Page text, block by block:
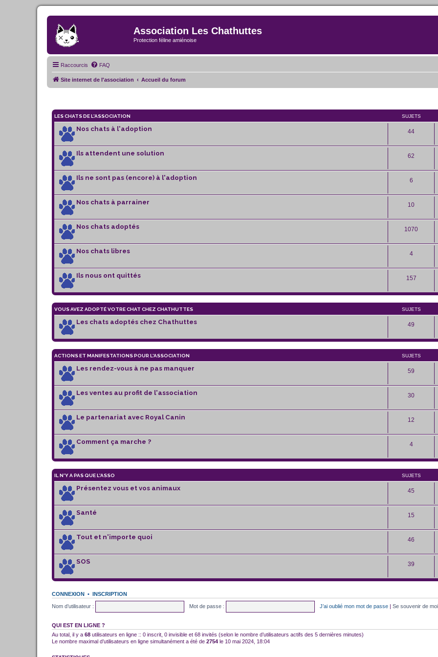
Association Les Chathuttes
Protection féline amiénoise
Raccourcis FAQ
Site internet de l'association Accueil du forum
LES CHATS DE L'ASSOCIATION SUJETS
Nos chats à l'adoption 44
Ils attendent une solution 62
Ils ne sont pas (encore) à l'adoption 6
Nos chats à parrainer 10
Nos chats adoptés 1070
Nos chats libres 4
Ils nous ont quittés 157
VOUS AVEZ ADOPTÉ VOTRE CHAT CHEZ CHATHUTTES SUJETS
Les chats adoptés chez Chathuttes 49
ACTIONS ET MANIFESTATIONS POUR L'ASSOCIATION SUJETS
Les rendez-vous à ne pas manquer 59
Les ventes au profit de l'association 30
Le partenariat avec Royal Canin 12
Comment ça marche ? 4
IL N'Y A PAS QUE L'ASSO SUJETS
Présentez vous et vos animaux 45
Santé 15
Tout et n'importe quoi 46
SOS 39
CONNEXION • INSCRIPTION
Nom d’utilisateur : Mot de passe : J’ai oublié mon mot de passe | Se souvenir de moi
QUI EST EN LIGNE ?
Au total, il y a 68 utilisateurs en ligne :: 0 inscrit, 0 invisible et 68 invités (selon le nombre d’utilisateurs actifs des 5 dernières minutes)
Le nombre maximal d’utilisateurs en ligne simultanément a été de 2754 le 10 mai 2024, 18:04